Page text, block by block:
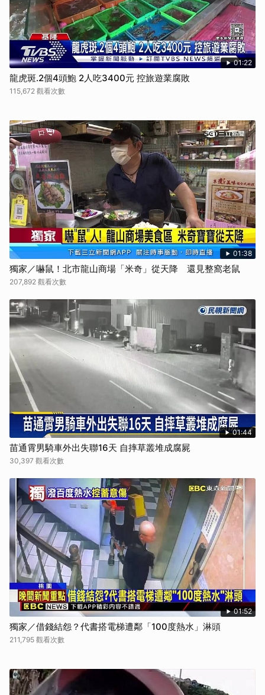
01:22
龍虎斑.2個4頭鮑 2人吃3400元 控旅遊業腐敗
115,672 觀看次數
01:38
獨家／嚇鼠！北市龍山商場「米奇」從天降 還見整窩老鼠
207,892 觀看次數
01:44
苗通霄男騎車外出失聯16天 自摔草叢堆成腐屍
30,397 觀看次數
01:52
獨家／借錢結怨？代書搭電梯遭鄰「100度熱水」淋頭
211,795 觀看次數